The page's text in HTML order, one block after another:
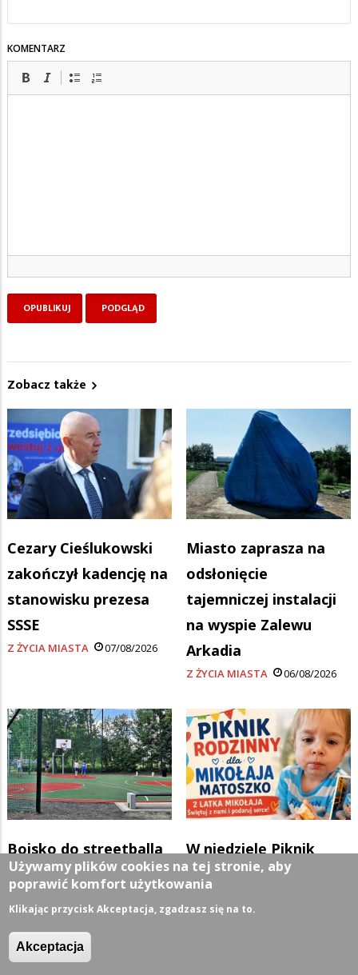
KOMENTARZ
Zobacz także
Cezary Cieślukowski
zakończył kadencję na
stanowisku prezesa
SSSE
Z ŻYCIA MIASTA 07/08/2026
Miasto zaprasza na
odsłonięcie
tajemniczej instalacji
na wyspie Zalewu
Arkadia
Z ŻYCIA MIASTA 06/08/2026
Boisko do streetballa
może w przyszłym
roku
W niedzielę Piknik
Rodzinny dla Mikołaja
Używamy plików cookies na tej stronie, aby
poprawić komfort użytkowania
Klikając przycisk Akceptacja, zgadzasz się na to.
Akceptacja